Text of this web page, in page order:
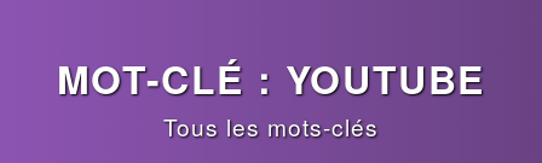
MOT-CLÉ : YOUTUBE
Tous les mots-clés